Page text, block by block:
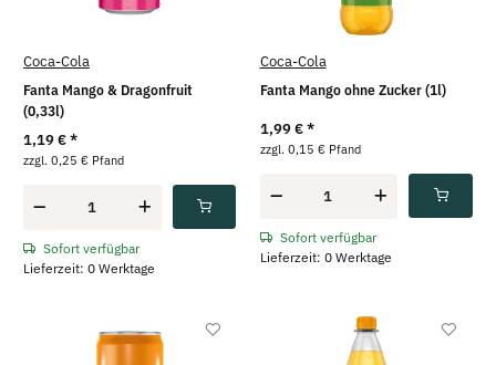
Coca-Cola
Fanta Mango & Dragonfruit
(0,33l)
1,19 €*
zzgl. 0,25 € Pfand
Sofort verfügbar
Lieferzeit: 0 Werktage
Coca-Cola
Fanta Mango ohne Zucker (1l)
1,99 €*
zzgl. 0,15 € Pfand
Sofort verfügbar
Lieferzeit: 0 Werktage